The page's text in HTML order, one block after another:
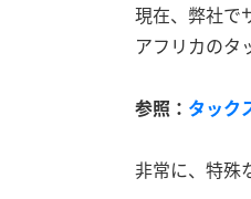
現在、弊社で
アフリカのタ
参照： タック
非常に、特殊